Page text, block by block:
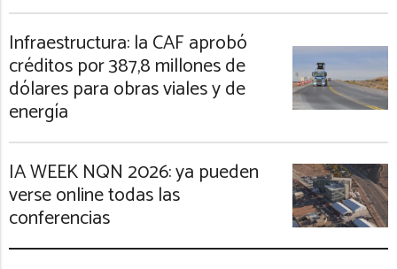
Infraestructura: la CAF aprobó
créditos por 387,8 millones de
dólares para obras viales y de
energía
IA WEEK NQN 2026: ya pueden
verse online todas las
conferencias